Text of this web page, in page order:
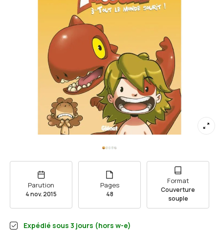
Parution
4 nov. 2015
Pages
48
Format
Couverture
souple
Expédié sous 3 jours (hors w-e)